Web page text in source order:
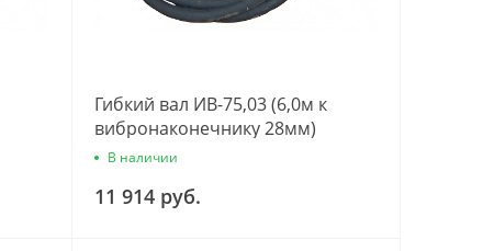
Гибкий вал ИВ-75,03 (6,0м к
вибронаконечнику 28мм)
В наличии
11 914 руб.